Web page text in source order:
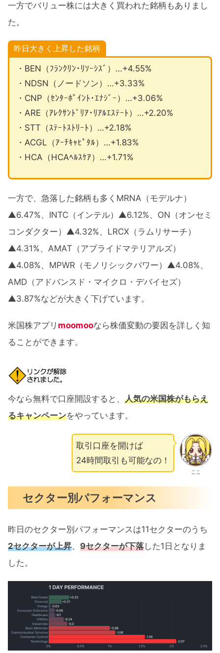
一方でバリュー株には大きく買われた銘柄もありまし
た。
昨日大きく上昇した銘柄
・BEN（ﾌﾗﾝｸﾘﾝ･ﾘｿｰｼｽﾞ）…+4.55%
・NDSN（ノードソン）…+3.33%
・CNP（ｾﾝﾀｰﾎﾟｲﾝﾄ･ｴﾅｼﾞｰ）…+3.06%
・ARE（ｱﾚｸｻﾝﾄﾞﾘｱ･ﾘｱﾙｴｽﾃｰﾄ）…+2.20%
・STT（ｽﾃｰﾄｽﾄﾘｰﾄ）…+2.18%
・ACGL（ｱｰﾁｷｬﾋﾟﾀﾙ）…+1.83%
・HCA（HCAﾍﾙｽｹｱ）…+1.71%
一方で、急落した銘柄も多くMRNA（モデルナ）
▲6.47%、INTC（インテル）▲6.12%、ON（オンセミ
コンダクター）▲4.32%、LRCX（ラムリサーチ）
▲4.31%、AMAT（アプライドマテリアルズ）
▲4.08%、MPWR（モノリシックパワー）▲4.08%、
AMD（アドバンスド・マイクロ・デバイセズ）
▲3.87%などが大きく下げています。
米国株アプリ moomooなら株価変動の要因を詳しく知
ることができます。
今なら無料で口座開設すると、 人気の米国株がもらえ
るキャンペーンをやっています。
ここ
取引口座を開けば
24時間取引も可能なの！
セクター別パフォーマンス
昨日のセクター別パフォーマンスは11セクターのうち
2セクターが上昇、 9セクターが下落した1日となりま
した。